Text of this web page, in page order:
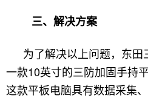
三、解决方案
为了解决以上问题，东
一款10英寸的三防加固手持
这款平板电脑具有数据采集